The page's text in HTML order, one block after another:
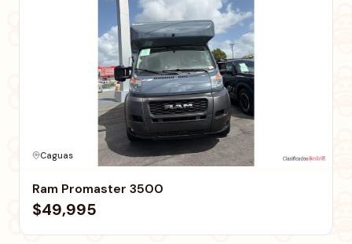
Caguas
Ram Promaster 3500
$49,995